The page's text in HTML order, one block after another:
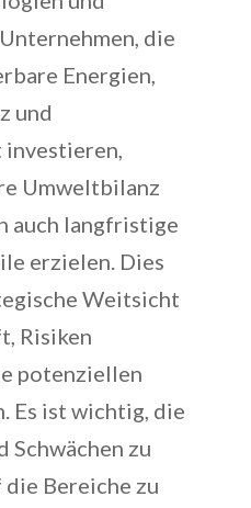
die
Energien,
und
Umweltbilanz
auch langfristige
erzielen. Dies
Weitsicht
Risiken
potenziellen
Es ist wichtig, die
Schwächen zu
die Bereiche zu